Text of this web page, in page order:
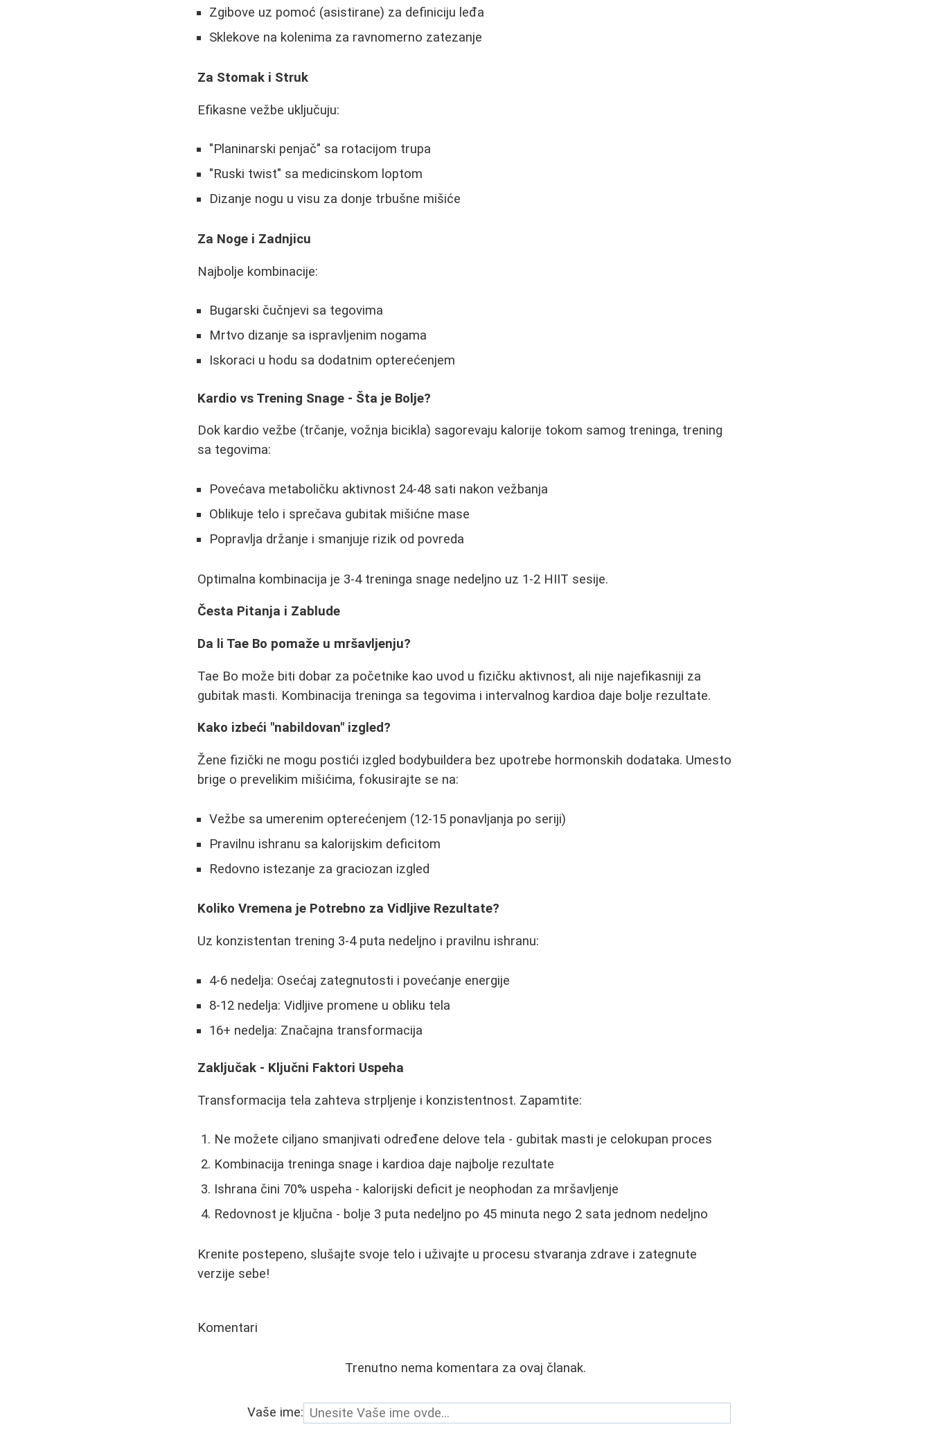
Zgibove uz pomoć (asistirane) za definiciju leđa
Sklekove na kolenima za ravnomerno zatezanje
Za Stomak i Struk
Efikasne vežbe uključuju:
"Planinarski penjač" sa rotacijom trupa
"Ruski twist" sa medicinskom loptom
Dizanje nogu u visu za donje trbušne mišiće
Za Noge i Zadnjicu
Najbolje kombinacije:
Bugarski čučnjevi sa tegovima
Mrtvo dizanje sa ispravljenim nogama
Iskoraci u hodu sa dodatnim opterećenjem
Kardio vs Trening Snage - Šta je Bolje?
Dok kardio vežbe (trčanje, vožnja bicikla) sagorevaju kalorije tokom samog treninga, trening
sa tegovima:
Povećava metaboličku aktivnost 24-48 sati nakon vežbanja
Oblikuje telo i sprečava gubitak mišićne mase
Popravlja držanje i smanjuje rizik od povreda
Optimalna kombinacija je 3-4 treninga snage nedeljno uz 1-2 HIIT sesije.
Česta Pitanja i Zablude
Da li Tae Bo pomaže u mršavljenju?
Tae Bo može biti dobar za početnike kao uvod u fizičku aktivnost, ali nije najefikasniji za
gubitak masti. Kombinacija treninga sa tegovima i intervalnog kardioa daje bolje rezultate.
Kako izbeći "nabildovan" izgled?
Žene fizički ne mogu postići izgled bodybuildera bez upotrebe hormonskih dodataka. Umesto
brige o prevelikim mišićima, fokusirajte se na:
Vežbe sa umerenim opterećenjem (12-15 ponavljanja po seriji)
Pravilnu ishranu sa kalorijskim deficitom
Redovno istezanje za graciozan izgled
Koliko Vremena je Potrebno za Vidljive Rezultate?
Uz konzistentan trening 3-4 puta nedeljno i pravilnu ishranu:
4-6 nedelja: Osećaj zategnutosti i povećanje energije
8-12 nedelja: Vidljive promene u obliku tela
16+ nedelja: Značajna transformacija
Zaključak - Ključni Faktori Uspeha
Transformacija tela zahteva strpljenje i konzistentnost. Zapamtite:
Ne možete ciljano smanjivati određene delove tela - gubitak masti je celokupan proces
Kombinacija treninga snage i kardioa daje najbolje rezultate
Ishrana čini 70% uspeha - kalorijski deficit je neophodan za mršavljenje
Redovnost je ključna - bolje 3 puta nedeljno po 45 minuta nego 2 sata jednom nedeljno
Krenite postepeno, slušajte svoje telo i uživajte u procesu stvaranja zdrave i zategnute
verzije sebe!
Komentari
Trenutno nema komentara za ovaj članak.
Vaše ime: